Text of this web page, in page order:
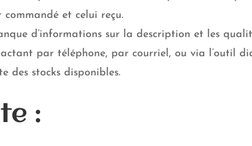
et celui reçu.
d’informations sur la description et les
par téléphone, par courriel, ou via l’outil
des stocks disponibles.
: